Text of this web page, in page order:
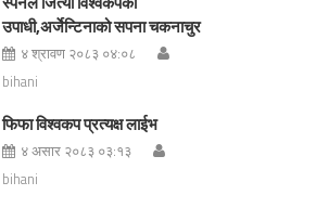
उपाधी,अर्जेन्टिनाको सपना चकनाचुर
४ श्रावण २०८३ ०४:०८
bihani
फिफा विश्वकप प्रत्यक्ष लाईभ
४ असार २०८३ ०३:१३
bihani